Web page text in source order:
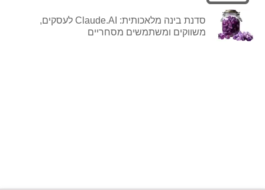
סדנת בינה מלאכותית: Claude.AI לעסקים,
משווקים ומשתמשים מסחריים